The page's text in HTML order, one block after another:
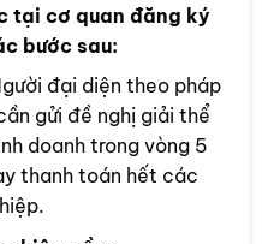
tại cơ quan đăng ký
bước sau:
đại diện theo pháp
gửi đề nghị giải thể
doanh trong vòng 5
thanh toán hết các